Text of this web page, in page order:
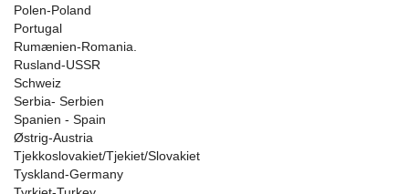
Polen-Poland
Portugal
Rumænien-Romania.
Rusland-USSR
Schweiz
Serbia- Serbien
Spanien - Spain
Østrig-Austria
Tjekkoslovakiet/Tjekiet/Slovakiet
Tyskland-Germany